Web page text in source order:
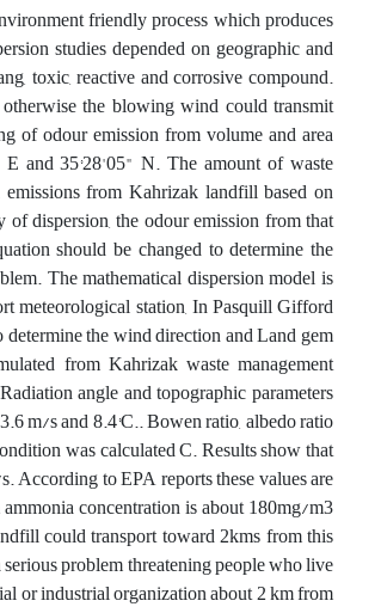
friendly process which produces
studies depended on geographic and
toxic, reactive and corrosive compound.
the blowing wind could transmit
of odour emission from volume and area
and 35°28'05" N. The amount of waste
from Kahrizak landfill based on
dispersion, the odour emission from that
should be changed to determine the
The mathematical dispersion model is
meteorological station, In Pasquill Gifford
the wind direction and Land gem
from Kahrizak waste management
angle and topographic parameters
m/s and 8.4°C.. Bowen ratio, albedo ratio
was calculated C. Results show that
According to EPA reports these values are
concentration is about 180mg/m3
could transport toward 2kms from this
problem threatening people who live
or industrial organization about 2 km from